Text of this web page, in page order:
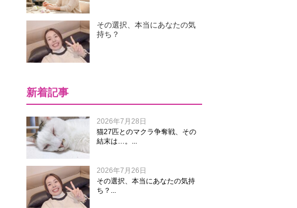
その選択、本当にあなたの気
持ち？
新着記事
2026年7月28日
猫27匹とのマクラ争奪戦、その
結末は…。...
2026年7月26日
その選択、本当にあなたの気持
ち？...